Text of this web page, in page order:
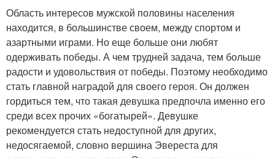
Область интересов мужской половины населения
находится, в большинстве своем, между спортом и
азартными играми. Но еще больше они любят
одерживать победы. А чем трудней задача, тем больше
радости и удовольствия от победы. Поэтому необходимо
стать главной наградой для своего героя. Он должен
гордиться тем, что такая девушка предпочла именно его
среди всех прочих «богатырей». Девушке
рекомендуется стать недоступной для других,
недосягаемой, словно вершина Эвереста для